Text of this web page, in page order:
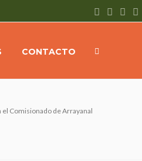
CONTACTO
Comisionado de Arrayanal